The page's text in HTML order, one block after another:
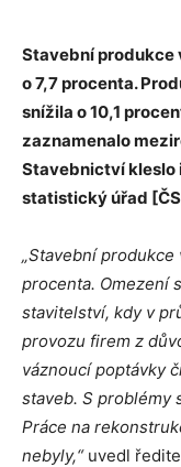
Stavební produkce
o 7,7 procenta.
snížila o 10,1
zaznamenalo
Stavebnictví kleslo
statistický úřad
„Stavební
procenta. Omezení
stavitelství, kdy v
provozu firem z
váznoucí poptávky
staveb. S problémy
Práce na
nebyly,“ uvedl